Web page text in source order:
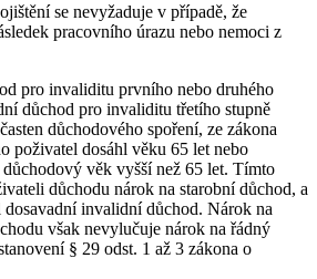
se nevyžaduje v případě, že
pracovního úrazu nebo nemoci z
pro invaliditu prvního nebo druhého
důchod pro invaliditu třetího stupně
důchodového spoření, ze zákona
poživatel dosáhl věku 65 let nebo
věk vyšší než 65 let. Tímto
důchodu nárok na starobní důchod, a
invalidní důchod. Nárok na
však nevylučuje nárok na řádný
§ 29 odst. 1 až 3 zákona o